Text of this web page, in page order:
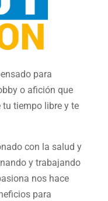
para
o afición que
tiempo libre y te
con la salud y
y trabajando
nos hace
para